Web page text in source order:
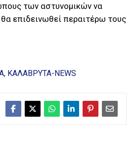
των αστυνομικών να
επιδεινωθεί περαιτέρω τους
ΚΑΛΑΒΡΥΤΑ-NEWS